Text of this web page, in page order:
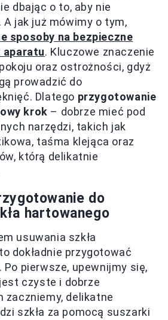
dbając o to, aby nie
A jak już mówimy o tym,
sposoby na bezpieczne
aparatu. Kluczowe znaczenie
oraz ostrożności, gdyż
prowadzić do
Dlatego przygotowanie
krok – dobrze mieć pod
narzędzi, takich jak
taśma klejąca oraz
którą delikatnie
do
hartowanego
usuwania szkła
dokładnie przygotować
Po pierwsze, upewnijmy się,
czyste i dobrze
zaczniemy, delikatne
szkła za pomocą suszarki